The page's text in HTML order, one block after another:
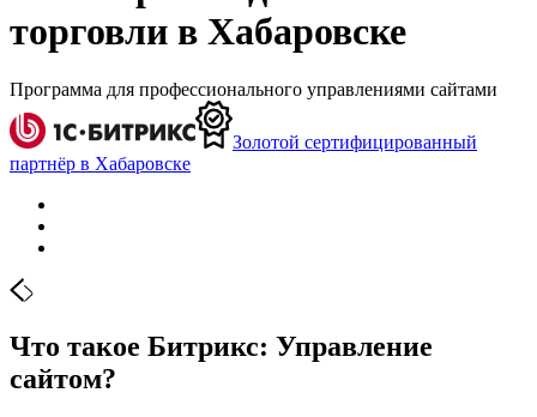
торговли в Хабаровске
Программа для профессионального управлениями сайтами
Золотой сертифицированный
партнёр в Хабаровске
Что такое Битрикс: Управление
сайтом?